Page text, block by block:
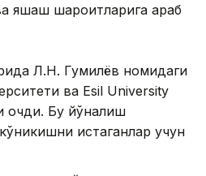
яшаш шароитларига қараб
Л.Н. Гумилёв номидаги
ва Esil University
очди. Бу йўналиш
истаганлар учун